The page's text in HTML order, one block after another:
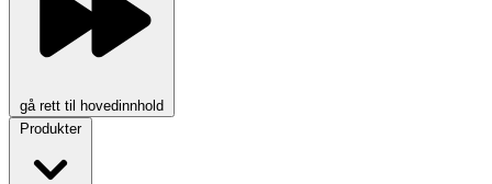
gå rett til hovedinnhold
Produkter